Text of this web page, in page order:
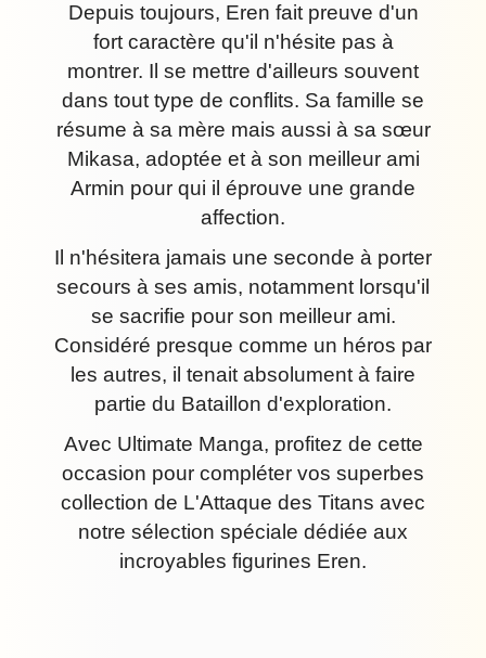
Depuis toujours, Eren fait preuve d'un
fort caractère qu'il n'hésite pas à
montrer. Il se mettre d'ailleurs souvent
dans tout type de conflits. Sa famille se
résume à sa mère mais aussi à sa sœur
Mikasa, adoptée et à son meilleur ami
Armin pour qui il éprouve une grande
affection.
Il n'hésitera jamais une seconde à porter
secours à ses amis, notamment lorsqu'il
se sacrifie pour son meilleur ami.
Considéré presque comme un héros par
les autres, il tenait absolument à faire
partie du Bataillon d'exploration.
Avec Ultimate Manga, profitez de cette
occasion pour compléter vos superbes
collection de L'Attaque des Titans avec
notre sélection spéciale dédiée aux
incroyables figurines Eren.